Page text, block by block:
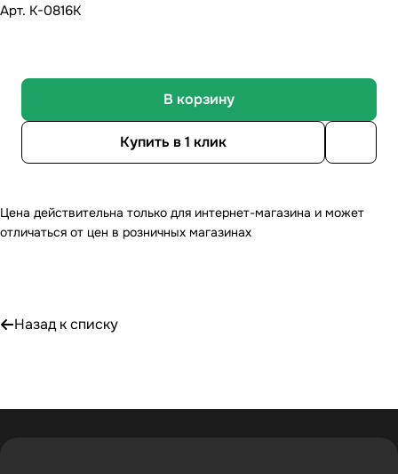
Арт. K-0816K
В корзину
Купить в 1 клик
Цена действительна только для интернет-магазина и может
отличаться от цен в розничных магазинах
Назад к списку